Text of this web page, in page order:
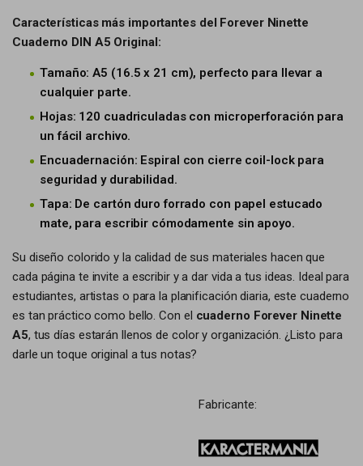
Características más importantes del Forever Ninette
Cuaderno DIN A5 Original:
Tamaño: A5 (16.5 x 21 cm), perfecto para llevar a
cualquier parte.
Hojas: 120 cuadriculadas con microperforación para
un fácil archivo.
Encuadernación: Espiral con cierre coil-lock para
seguridad y durabilidad.
Tapa: De cartón duro forrado con papel estucado
mate, para escribir cómodamente sin apoyo.
Su diseño colorido y la calidad de sus materiales hacen que
cada página te invite a escribir y a dar vida a tus ideas. Ideal para
estudiantes, artistas o para la planificación diaria, este cuaderno
es tan práctico como bello. Con el cuaderno Forever Ninette
A5, tus días estarán llenos de color y organización. ¿Listo para
darle un toque original a tus notas?
Fabricante: